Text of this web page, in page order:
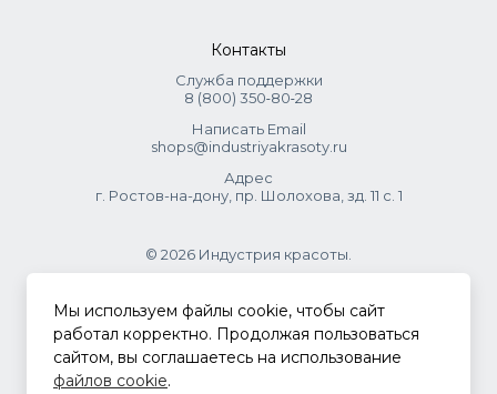
Покрытие седины: для волос с процентом седины
более 50% 45 минут.
Вторичное нанесение : 40 - 45 минут.
Осветление до 2-х уровней
Окрашивание модными нюансами для покрытия
седины Fashion
Контакты
Служба поддержки
8 (800) 350‑80‑28
Написать Email
shops@industriyakrasoty.ru
Адрес
г. Ростов-на-дону, пр. Шолохова, зд. 11 с. 1
© 2026 Индустрия красоты.
.
Политика конфиденциальности
Мы используем файлы cookie, чтобы сайт
работал корректно. Продолжая пользоваться
сайтом, вы соглашаетесь на использование
файлов cookie.